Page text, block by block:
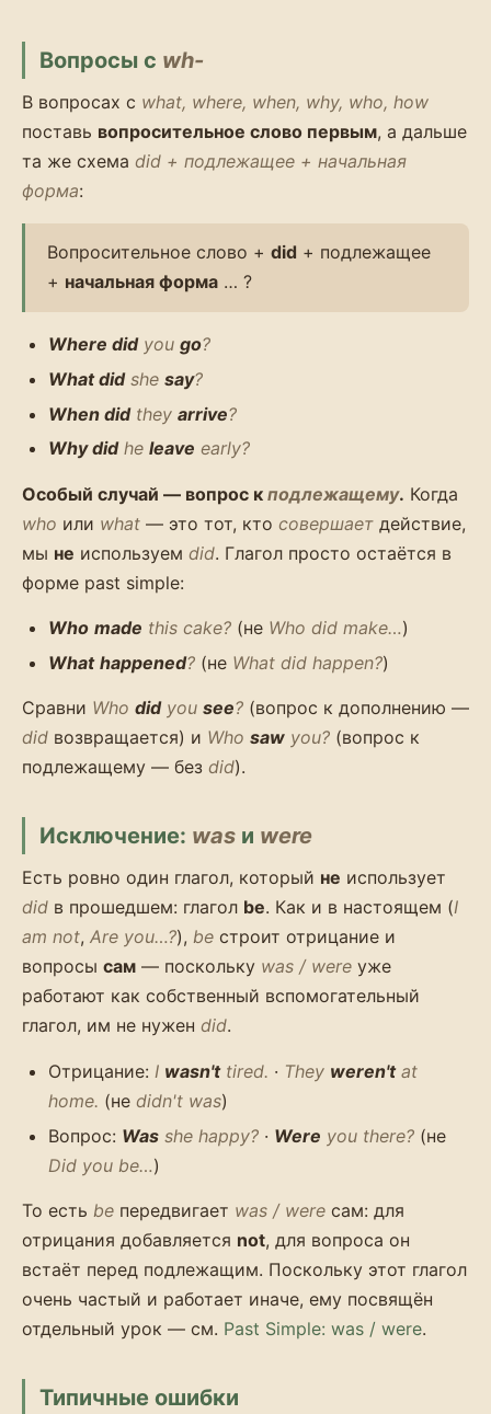
Вопросы с wh-
В вопросах с what, where, when, why, who, how
поставь вопросительное слово первым, а дальше
та же схема did + подлежащее + начальная
форма:
Вопросительное слово + did + подлежащее
+ начальная форма … ?
Where didyou go?
What didshe say?
When didthey arrive?
Why didhe leave early?
Особый случай — вопрос к подлежащему. Когда
who или what — это тот, кто совершает действие,
мы не используем did. Глагол просто остаётся в
форме past simple:
Who made this cake? (не Who did make…)
What happened? (не What did happen?)
Сравни Who didyou see? (вопрос к дополнению —
did возвращается) и Who saw you? (вопрос к
подлежащему — без did).
Исключение: wasи were
Есть ровно один глагол, который не использует
did в прошедшем: глагол be. Как и в настоящем (I
am not, Are you…?), be строит отрицание и
вопросы сам — поскольку was / were уже
работают как собственный вспомогательный
глагол, им не нужен did.
Отрицание: I wasn'ttired. · They weren'tat
home. (не didn't was)
Вопрос: Was she happy? · Were you there? (не
Did you be…)
То есть be передвигает was / were сам: для
отрицания добавляется not, для вопроса он
встаёт перед подлежащим. Поскольку этот глагол
очень частый и работает иначе, ему посвящён
отдельный урок — см. Past Simple: was / were.
Типичные ошибки